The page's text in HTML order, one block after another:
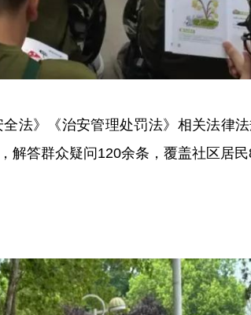
》《治安管理处罚法》相关法律
答群众疑问120余条，覆盖社区居民